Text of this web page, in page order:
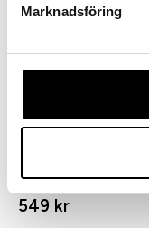
Marknadsföring
ROW vas tre kamrar låg,
549 kr